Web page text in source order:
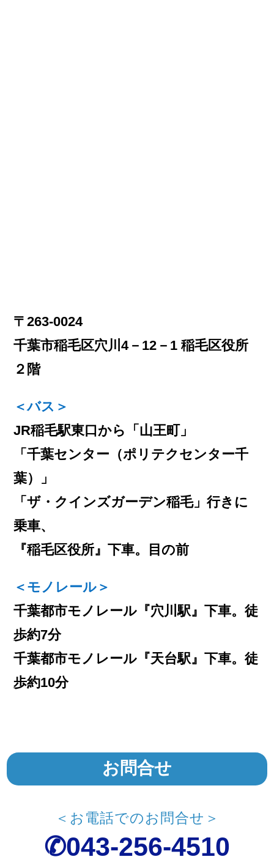
〒263-0024
千葉市稲毛区穴川4－12－1 稲毛区役所
２階
＜バス＞
JR稲毛駅東口から「山王町」
「千葉センター（ポリテクセンター千
葉）」
「ザ・クインズガーデン稲毛」行きに
乗車、
『稲毛区役所』下車。目の前
＜モノレール＞
千葉都市モノレール『穴川駅』下車。徒
歩約7分
千葉都市モノレール『天台駅』下車。徒
歩約10分
お問合せ
＜お電話でのお問合せ＞
✆043-256-4510